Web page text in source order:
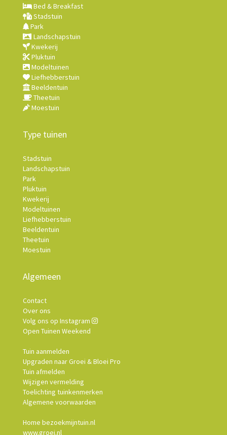
Bed & Breakfast
Stadstuin
Park
Landschapstuin
Kwekerij
Pluktuin
Modeltuinen
Liefhebberstuin
Beeldentuin
Theetuin
Moestuin
Type tuinen
Stadstuin
Landschapstuin
Park
Pluktuin
Kwekerij
Modeltuinen
Liefhebberstuin
Beeldentuin
Theetuin
Moestuin
Algemeen
Contact
Over ons
Volg ons op Instagram
Open Tuinen Weekend
Tuin aanmelden
Upgraden naar Groei & Bloei Pro
Tuin afmelden
Wijzigen vermelding
Toelichting tuinkenmerken
Algemene voorwaarden
Home bezoekmijntuin.nl
www.groei.nl